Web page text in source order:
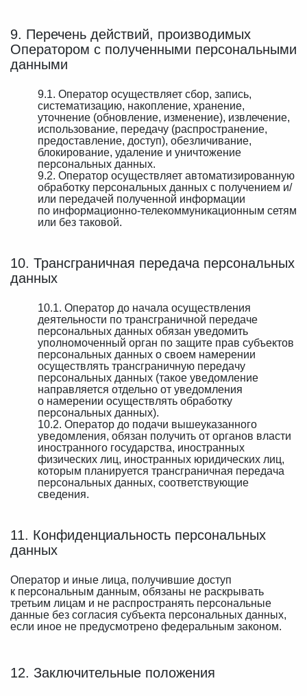
9. Перечень действий, производимых
Оператором с полученными персональными
данными
9.1. Оператор осуществляет сбор, запись,
систематизацию, накопление, хранение,
уточнение (обновление, изменение), извлечение,
использование, передачу (распространение,
предоставление, доступ), обезличивание,
блокирование, удаление и уничтожение
персональных данных.
9.2. Оператор осуществляет автоматизированную
обработку персональных данных с получением и/
или передачей полученной информации
по информационно-телекоммуникационным сетям
или без таковой.
10. Трансграничная передача персональных
данных
10.1. Оператор до начала осуществления
деятельности по трансграничной передаче
персональных данных обязан уведомить
уполномоченный орган по защите прав субъектов
персональных данных о своем намерении
осуществлять трансграничную передачу
персональных данных (такое уведомление
направляется отдельно от уведомления
о намерении осуществлять обработку
персональных данных).
10.2. Оператор до подачи вышеуказанного
уведомления, обязан получить от органов власти
иностранного государства, иностранных
физических лиц, иностранных юридических лиц,
которым планируется трансграничная передача
персональных данных, соответствующие
сведения.
11. Конфиденциальность персональных
данных
Оператор и иные лица, получившие доступ
к персональным данным, обязаны не раскрывать
третьим лицам и не распространять персональные
данные без согласия субъекта персональных данных,
если иное не предусмотрено федеральным законом.
12. Заключительные положения